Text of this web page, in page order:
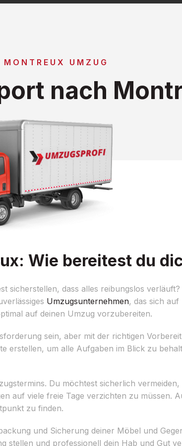
MONTREUX UMZUG
nach
Wie bereitest du
sicherstellen, dass alles reibungslos
Umzugsunternehmen, das sich auf
auf deinen Umzug vorzubereiten.
sein, aber mit der richtigen
erstellen, um alle Aufgaben im Blick zu
Du möchtest sicherlich vermeiden,
auf viele freie Tage verzichten zu müssen.
zu finden.
und Sicherung deiner Möbel und
stellen und professionell dein Hab und Gut